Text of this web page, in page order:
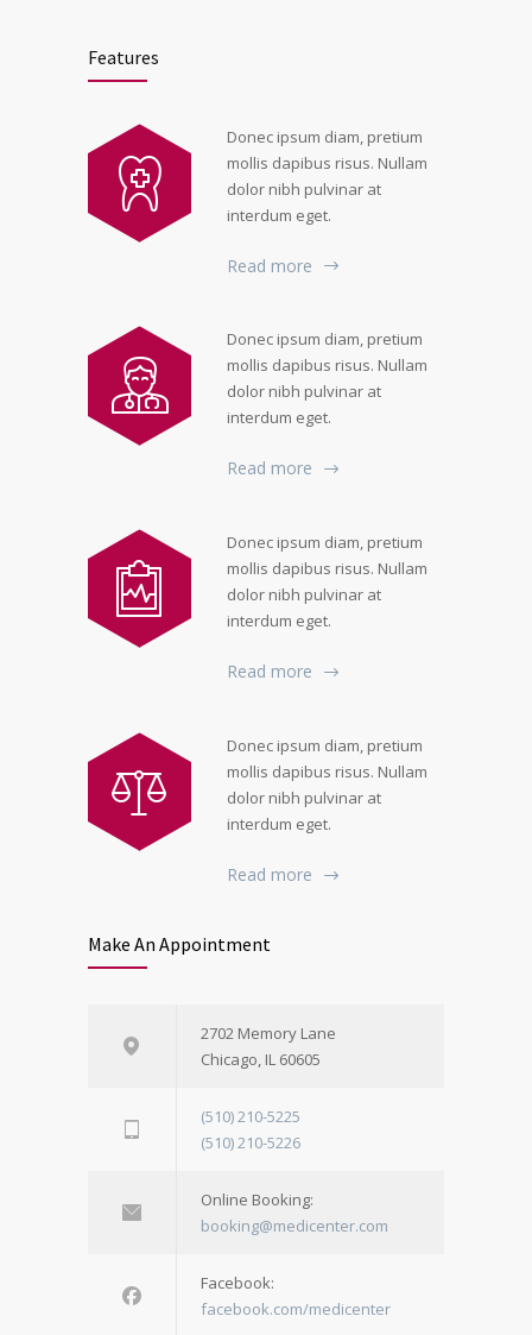
Features
Donec ipsum diam, pretium
mollis dapibus risus. Nullam
dolor nibh pulvinar at
interdum eget.
Read more
Donec ipsum diam, pretium
mollis dapibus risus. Nullam
dolor nibh pulvinar at
interdum eget.
Read more
Donec ipsum diam, pretium
mollis dapibus risus. Nullam
dolor nibh pulvinar at
interdum eget.
Read more
Donec ipsum diam, pretium
mollis dapibus risus. Nullam
dolor nibh pulvinar at
interdum eget.
Read more
Make An Appointment
2702 Memory Lane
Chicago, IL 60605
(510) 210-5225
(510) 210-5226
Online Booking:
booking@medicenter.com
Facebook:
facebook.com/medicenter